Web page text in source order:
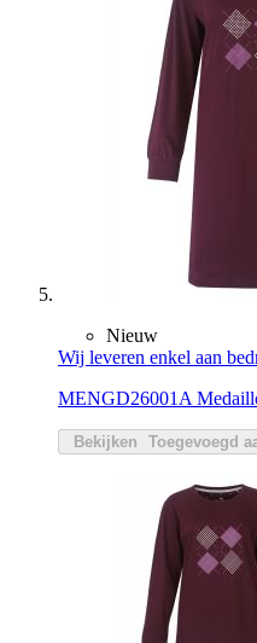
Nieuw
Wij leveren enkel aan
MENGD26001A
Bekijken Toegevoegd